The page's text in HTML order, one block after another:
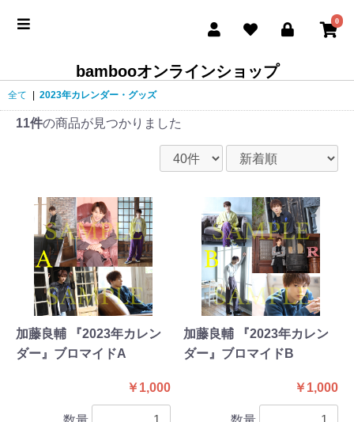
0
bambooオンラインショップ
全て 2023年カレンダー・グッズ
11件の商品が見つかりました
加藤良輔 『2023年カレン
ダー』ブロマイドA
￥1,000
加藤良輔 『2023年カレン
ダー』ブロマイドB
￥1,000